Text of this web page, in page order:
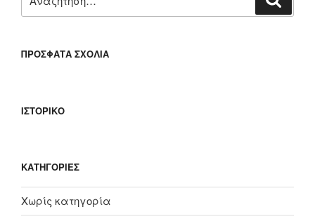
για:
ΠΡΌΣΦΑΤΑ ΣΧΌΛΙΑ
ΙΣΤΟΡΙΚΌ
KΑΤΗΓΟΡΊΕΣ
Χωρίς κατηγορία